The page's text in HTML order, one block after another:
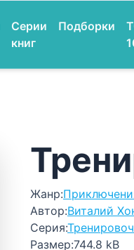
Серии
книг
Подборки
Жанр:
Автор:Виталий
Серия:
Размер:744.8 kB